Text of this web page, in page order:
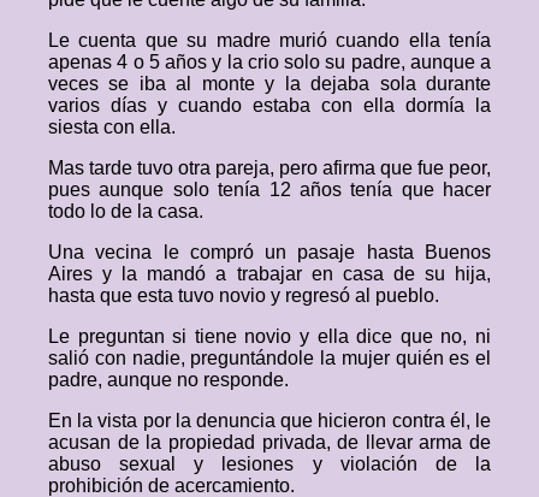
Le cuenta que su madre murió cuando ella tenía
apenas 4 o 5 años y la crio solo su padre, aunque a
veces se iba al monte y la dejaba sola durante
varios días y cuando estaba con ella dormía la
siesta con ella.
Mas tarde tuvo otra pareja, pero afirma que fue peor,
pues aunque solo tenía 12 años tenía que hacer
todo lo de la casa.
Una vecina le compró un pasaje hasta Buenos
Aires y la mandó a trabajar en casa de su hija,
hasta que esta tuvo novio y regresó al pueblo.
Le preguntan si tiene novio y ella dice que no, ni
salió con nadie, preguntándole la mujer quién es el
padre, aunque no responde.
En la vista por la denuncia que hicieron contra él, le
acusan de la propiedad privada, de llevar arma de
abuso sexual y lesiones y violación de la
prohibición de acercamiento.